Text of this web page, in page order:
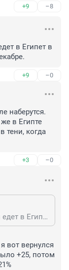
+9 –8
в Египет в
+9 –0
наберутся.
в Египте
тени, когда
+3 –0
Июль и август, только сумашедший едет в Египет в эти месяцы. Адекватные в ноябре, декабре.
вот вернулся
+25, потом